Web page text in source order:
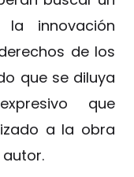
la innovación
de los
que se diluya
que
a la obra